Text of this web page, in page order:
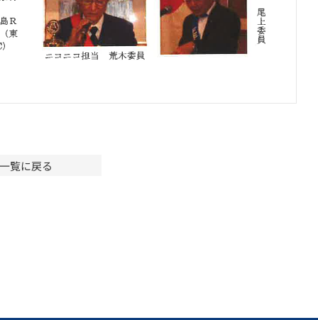
覧に戻る